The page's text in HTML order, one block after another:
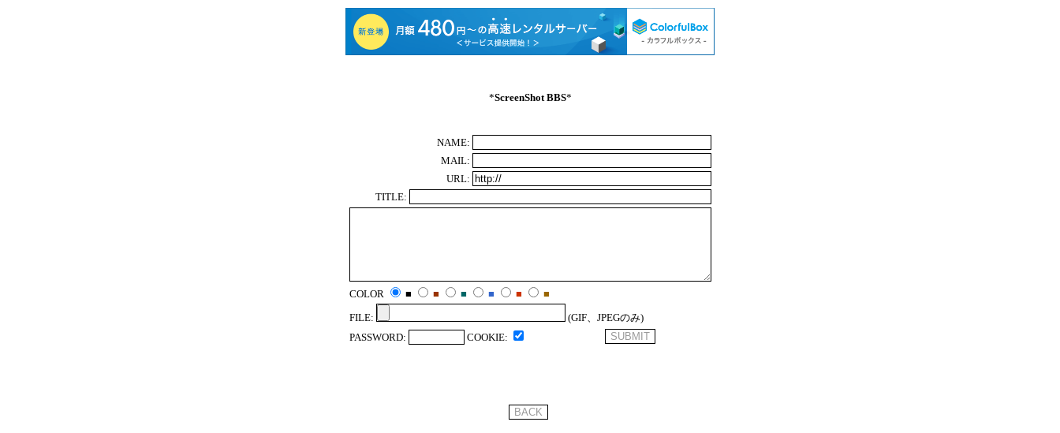
*ScreenShot BBS*
NAME:
MAIL:
URL:
TITLE:
COLOR ■ ■ ■ ■ ■
■
FILE:
(GIF、JPEGのみ)
PASSWORD:
COOKIE: